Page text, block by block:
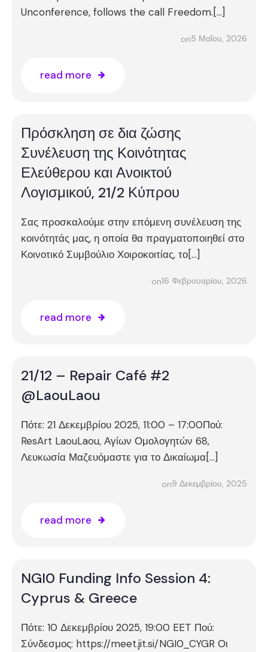
Unconference, follows the call Freedom.[…]
on5 Μαΐου, 2026
read more
Πρόσκληση σε δια ζώσης
Συνέλευση της Κοινότητας
Ελεύθερου και Ανοικτού
Λογισμικού, 21/2 Κύπρου
Σας προσκαλούμε στην επόμενη συνέλευση της
κοινότητάς μας, η οποία θα πραγματοποιηθεί στο
Κοινοτικό Συμβούλιο Χοιροκοιτίας, το[…]
on16 Φεβρουαρίου, 2026
read more
21/12 – Repair Café #2
@LaouLaou
Πότε: 21 Δεκεμβρίου 2025, 11:00 – 17:00Πού:
ResArt LaouLaou, Αγίων Ομολογητών 68,
Λευκωσία Μαζευόμαστε για το Δικαίωμα[…]
on9 Δεκεμβρίου, 2025
read more
NGI0 Funding Info Session 4:
Cyprus & Greece
Πότε: 10 Δεκεμβρίου 2025, 19:00 EET Πού:
Σύνδεσμος: https://meet.jit.si/NGI0_CYGR Οι